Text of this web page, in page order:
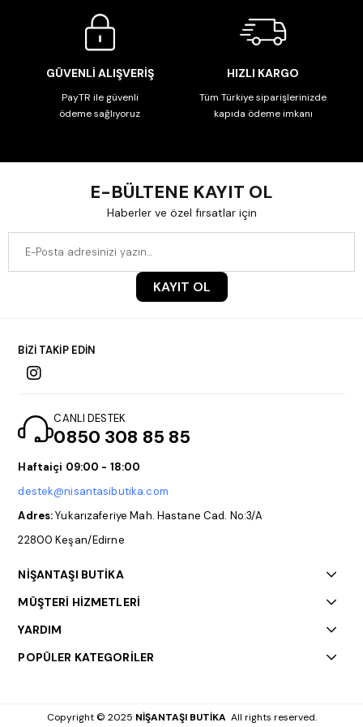
GÜVENLİ ALIŞVERİŞ
PayTR ile güvenli
ödeme sağlıyoruz
HIZLI KARGO
Tüm Türkiye siparişlerinizde
kapıda ödeme imkanı
E-BÜLTENE KAYIT OL
Haberler ve özel fırsatlar için
KAYIT OL
BİZİ TAKİP EDİN
CANLI DESTEK
0850 308 85 85
Haftaiçi 09:00 - 18:00
destek@nisantasibutika.com
Adres:Yukarızaferiye Mah. Hastane Cad. No:3/A
22800 Keşan/Edirne
NİŞANTAŞI BUTİKA
MÜŞTERİ HİZMETLERİ
YARDIM
POPÜLER KATEGORİLER
Copyright © 2025 NİŞANTAŞI BUTİKA All rights reserved.